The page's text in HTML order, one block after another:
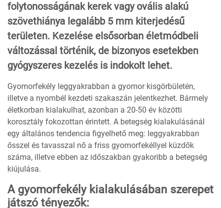
folytonosságának kerek vagy ovális alakú
szövethiánya legalább 5 mm kiterjedésű
területen. Kezelése elsősorban életmódbeli
változással történik, de bizonyos esetekben
gyógyszeres kezelés is indokolt lehet.
Gyomorfekély leggyakrabban a gyomor kisgörbületén,
illetve a nyombél kezdeti szakaszán jelentkezhet. Bármely
életkorban kialakulhat, azonban a 20-50 év közötti
korosztály fokozottan érintett. A betegség kialakulásánál
egy általános tendencia figyelhető meg: leggyakrabban
ősszel és tavasszal nő a friss gyomorfekéllyel küzdők
száma, illetve ebben az időszakban gyakoribb a betegség
kiújulása.
A gyomorfekély kialakulásában szerepet
játszó tényezők: